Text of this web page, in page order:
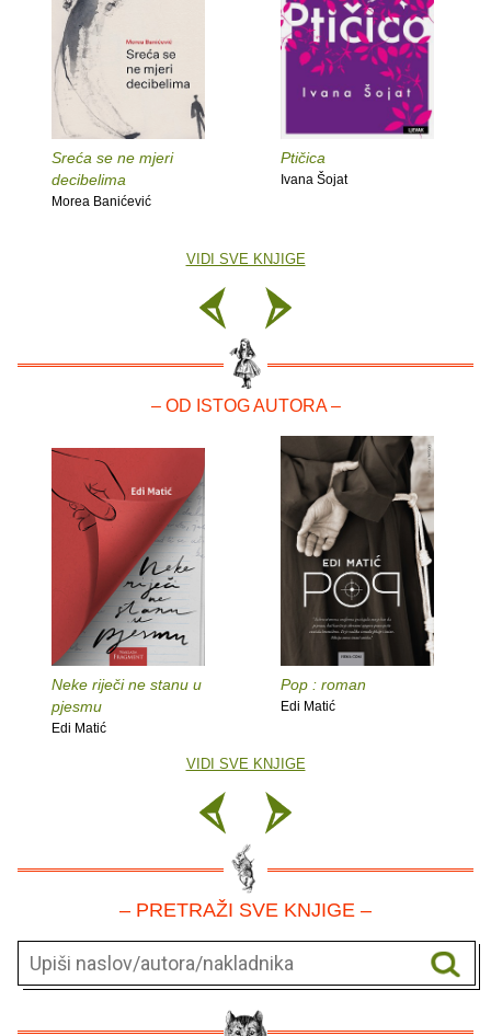
Sreća se ne mjeri
decibelima
Morea Banićević
Ptičica
Ivana Šojat
VIDI SVE KNJIGE
– OD ISTOG AUTORA –
Neke riječi ne stanu u
pjesmu
Edi Matić
Pop : roman
Edi Matić
VIDI SVE KNJIGE
– PRETRAŽI SVE KNJIGE –